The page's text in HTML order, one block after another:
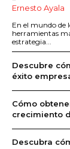
Ernesto Ayala
En el mundo de
herramientas
estrategia...
Descubre
éxito
Cómo
crecimiento
Descubra